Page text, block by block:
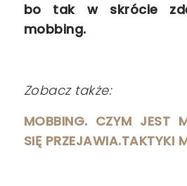
bo tak w skrócie
mobbing.
Zobacz także:
MOBBING. CZYM JEST
SIĘ PRZEJAWIA.TAKTYKI